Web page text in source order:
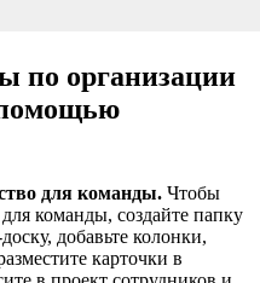
по организации
для команды. Чтобы
команды, создайте папку
добавьте колонки,
карточки в